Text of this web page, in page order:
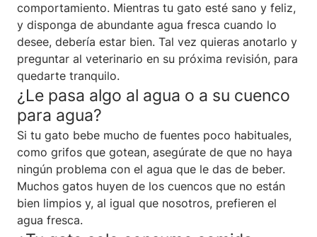
comportamiento. Mientras tu gato esté sano y feliz,
y disponga de abundante agua fresca cuando lo
desee, debería estar bien. Tal vez quieras anotarlo y
preguntar al veterinario en su próxima revisión, para
quedarte tranquilo.
¿Le pasa algo al agua o a su cuenco
para agua?
Si tu gato bebe mucho de fuentes poco habituales,
como grifos que gotean, asegúrate de que no haya
ningún problema con el agua que le das de beber.
Muchos gatos huyen de los cuencos que no están
bien limpios y, al igual que nosotros, prefieren el
agua fresca.